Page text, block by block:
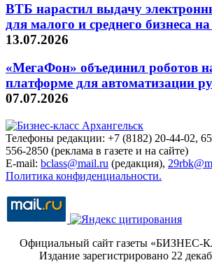
ВТБ нарастил выдачу
для малого и среднего бизнеса
13.07.2026
«МегаФон» объединил роботов
платформе для автоматизации
07.07.2026
Телефоны редакции: +7 (8182) 20-44-02,
556-2850 (реклама в газете и на сайте)
E-mail: bclass@mail.ru (редакция),
Политика конфиденциальности.
Официальный сайт газеты «БИЗНЕС-
Издание зарегистрировано 22